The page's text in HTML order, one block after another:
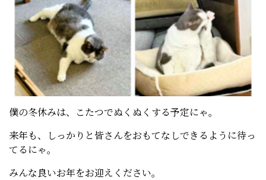
僕の冬休みは、こたつでぬくぬくする予定にゃ。
来年も、しっかりと皆さんをおもてなしできるように待っ
てるにゃ。
みんな良いお年をお迎えください。